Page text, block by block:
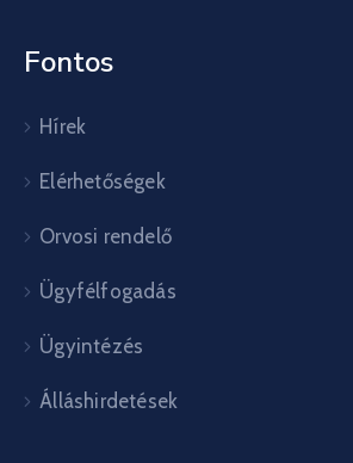
Fontos
Hírek
Elérhetőségek
Orvosi rendelő
Ügyfélfogadás
Ügyintézés
Álláshirdetések